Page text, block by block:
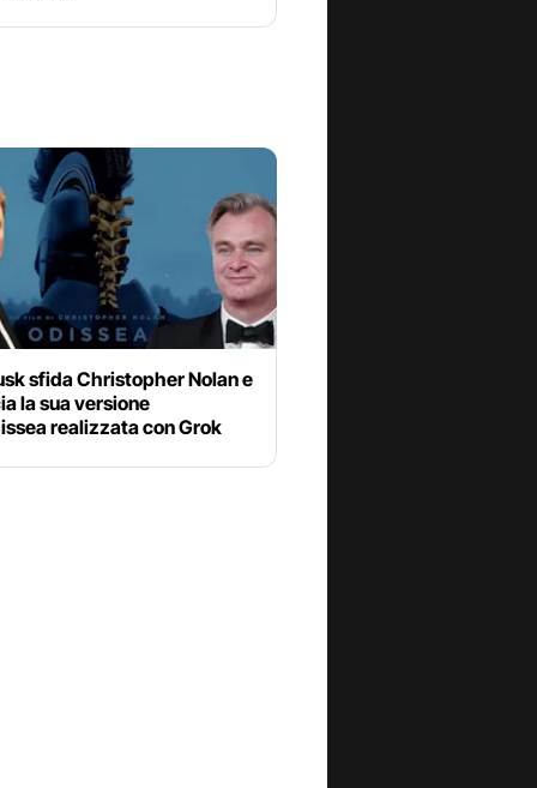
sfida Christopher Nolan e
la sua versione
realizzata con Grok